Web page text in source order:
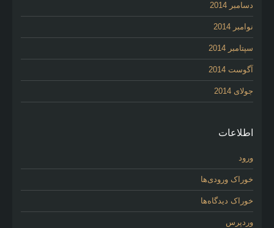
دسامبر 2014
نوامبر 2014
سپتامبر 2014
آگوست 2014
جولای 2014
اطلاعات
ورود
خوراک ورودی‌ها
خوراک دیدگاه‌ها
وردپرس